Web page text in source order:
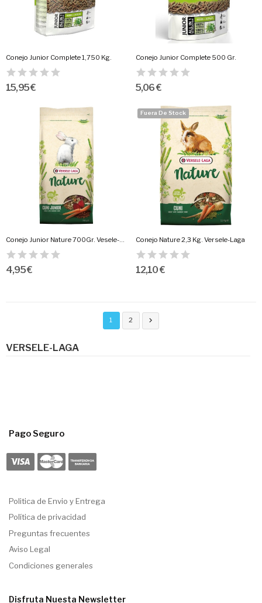
VERSELE-LAGA
Conejo Junior Complete 1,750 Kg.
15,95 €
Conejo Junior Complete 500 Gr.
5,06 €
4,95 €
Fuera De Stock
Conejo Nature 2,3 Kg. Versele-Laga
12,10 €
1 2 
Pago Seguro
Politica de Envio y Entrega
Política de privacidad
Preguntas frecuentes
Aviso Legal
Condiciones generales
Disfruta Nuesta Newsletter